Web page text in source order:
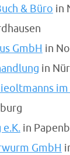
& Büro in
GmbH in
in
im
e.K.in
GmbH